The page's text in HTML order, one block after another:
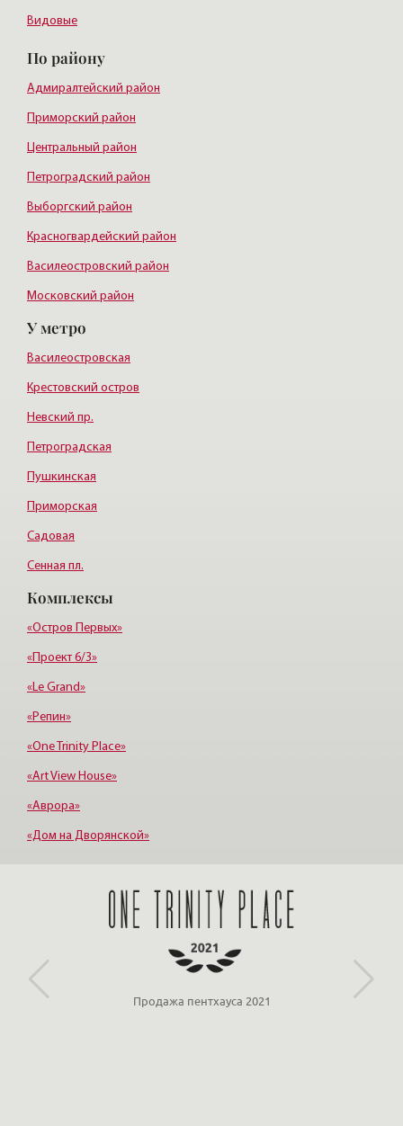
Видовые
По району
Адмиралтейский район
Приморский район
Центральный район
Петроградский район
Выборгский район
Красногвардейский район
Василеостровский район
Московский район
Курортный район
У метро
Василеостровская
Крестовский остров
Невский пр.
Петроградская
Пушкинская
Приморская
Садовая
Сенная пл.
Пл. Ленина
Пл. Мужества
Комплексы
«Остров Первых»
«Проект 6/3»
«Le Grand»
«Репин»
«One Trinity Place»
«Art View House»
«Аврора»
«Дом на Дворянской»
«Новая История»
Партнёр ООО «ЛСР»